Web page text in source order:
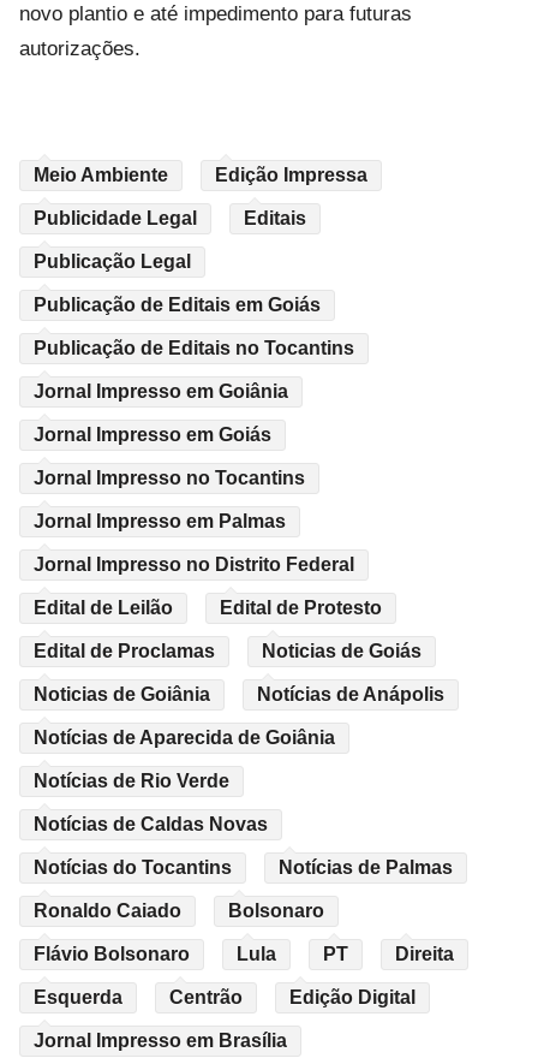
novo plantio e até impedimento para futuras
autorizações.
Meio Ambiente Edição Impressa
Publicidade Legal Editais
Publicação Legal
Publicação de Editais em Goiás
Publicação de Editais no Tocantins
Jornal Impresso em Goiânia
Jornal Impresso em Goiás
Jornal Impresso no Tocantins
Jornal Impresso em Palmas
Jornal Impresso no Distrito Federal
Edital de Leilão Edital de Protesto
Edital de Proclamas Noticias de Goiás
Noticias de Goiânia Notícias de Anápolis
Notícias de Aparecida de Goiânia
Notícias de Rio Verde
Notícias de Caldas Novas
Notícias do Tocantins Notícias de Palmas
Ronaldo Caiado Bolsonaro
Flávio Bolsonaro Lula PT Direita
Esquerda Centrão Edição Digital
Jornal Impresso em Brasília